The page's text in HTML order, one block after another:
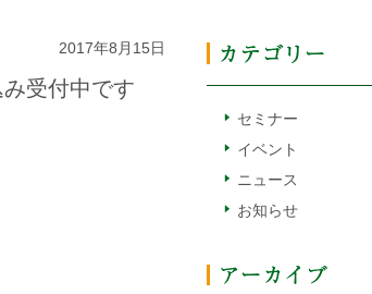
2017年8月15日
受付中です
セミナー
イベント
ニュース
お知らせ